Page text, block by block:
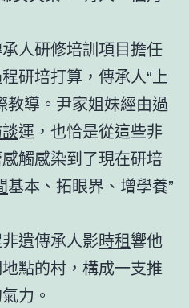
人研修培訓項目擔任
研培打算，傳承人“上
教導。尹家姐妹經由過
運，也恰是從這些非
觸感染到了現在研培
基本、拓眼界、增學養”
遺傳承人影時租響他
點的村，構成一支推
力。